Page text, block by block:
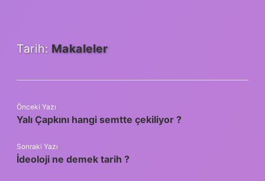
Tarih: Makaleler
Önceki Yazı
Yalı Çapkını hangi semtte çekiliyor ?
Sonraki Yazı
İdeoloji ne demek tarih ?